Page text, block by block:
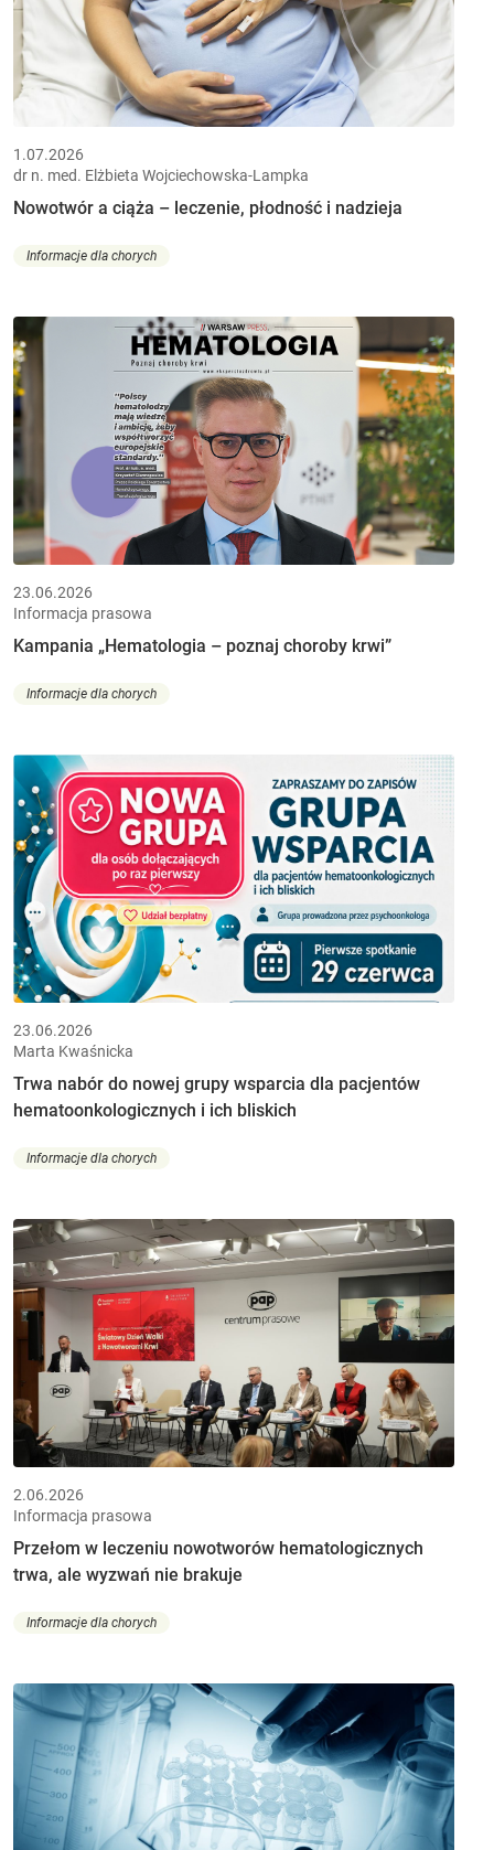
1.07.2026
dr n. med. Elżbieta Wojciechowska-Lampka
Nowotwór a ciąża – leczenie, płodność i nadzieja
Informacje dla chorych
23.06.2026
Informacja prasowa
Kampania „Hematologia – poznaj choroby krwi”
Informacje dla chorych
23.06.2026
Marta Kwaśnicka
Trwa nabór do nowej grupy wsparcia dla pacjentów
hematoonkologicznych i ich bliskich
Informacje dla chorych
2.06.2026
Informacja prasowa
Przełom w leczeniu nowotworów hematologicznych
trwa, ale wyzwań nie brakuje
Informacje dla chorych